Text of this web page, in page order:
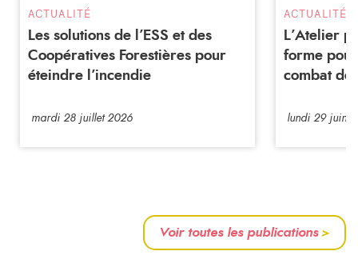
ACTUALITÉ
Les solutions de l’ESS et des
Coopératives Forestières pour
éteindre l’incendie
mardi 28 juillet 2026
ACTUALITÉ
L’Atelier
forme
combat de
lundi 29 juin
Voir toutes les publications>